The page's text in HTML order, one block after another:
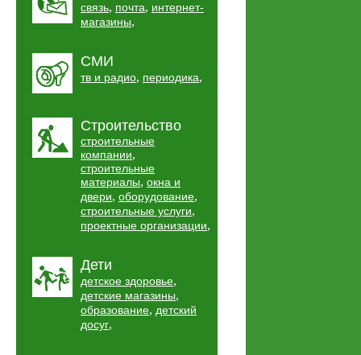
связь, почта, интернет-
магазины,
СМИ
тв и радио, периодика,
Строительство
строительные
компании,
строительные
материалы, окна и
двери, оборудование,
строительные услуги,
проектные организации,
Дети
детское здоровье,
детские магазины,
образование, детский
досуг,